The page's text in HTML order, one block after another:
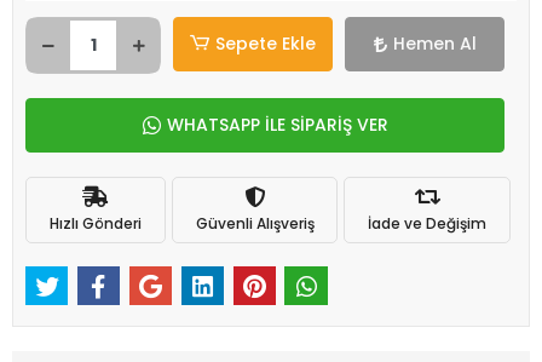
Sepete Ekle Hemen Al
WHATSAPP İLE SİPARİŞ VER
Hızlı Gönderi Güvenli Alışveriş İade ve Değişim